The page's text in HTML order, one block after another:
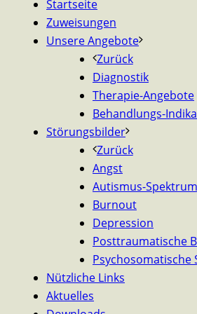
Startseite
Zuweisungen
Unsere Angebote
Zurück
Diagnostik
Therapie-Angebote
Behandlungs-
Störungsbilder
Zurück
Angst
Autismus-
Burnout
Depression
Posttraumatische
Nützliche Links
Aktuelles